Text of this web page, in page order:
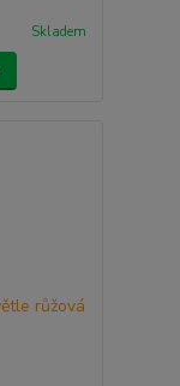
Skladem